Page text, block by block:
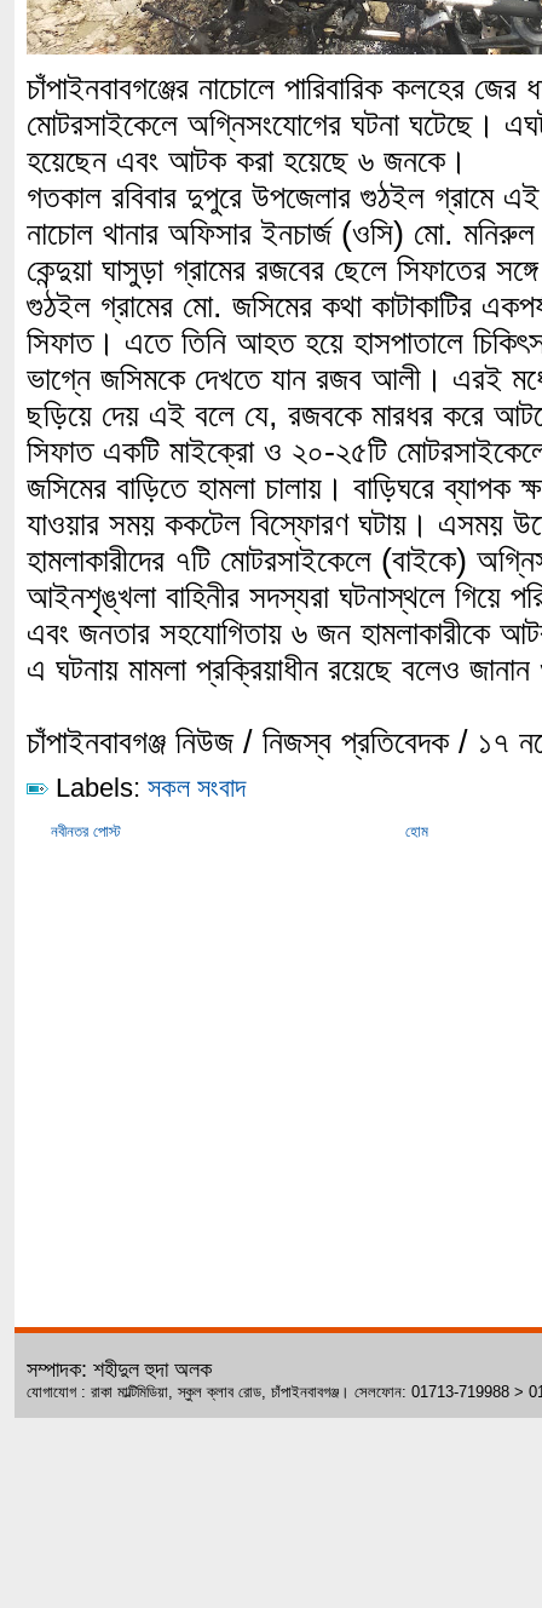
চাঁপাইনবাবগঞ্জের নাচোলে পারিবারিক কলহের
মোটরসাইকেলে অগ্নিসংযোগের ঘটনা ঘটেছে।
হয়েছেন এবং আটক করা হয়েছে ৬ জনকে।
গতকাল রবিবার দুপুরে উপজেলার গুঠইল গ্রামে
নাচোল থানার অফিসার ইনচার্জ (ওসি) মো.
কেন্দুয়া ঘাসুড়া গ্রামের রজবের ছেলে সিফাতের
গুঠইল গ্রামের মো. জসিমের কথা কাটাকাটির
সিফাত। এতে তিনি আহত হয়ে হাসপাতালে
ভাগ্নে জসিমকে দেখতে যান রজব আলী। এরই
ছড়িয়ে দেয় এই বলে যে, রজবকে মারধর করে
সিফাত একটি মাইক্রো ও ২০-২৫টি মোটরসাইকেলে
জসিমের বাড়িতে হামলা চালায়। বাড়িঘরে ব্যাপক
যাওয়ার সময় ককটেল বিস্ফোরণ ঘটায়। এসময়
হামলাকারীদের ৭টি মোটরসাইকেলে (বাইকে)
আইনশৃঙ্খলা বাহিনীর সদস্যরা ঘটনাস্থলে গিয়ে
এবং জনতার সহযোগিতায় ৬ জন হামলাকারীকে
এ ঘটনায় মামলা প্রক্রিয়াধীন রয়েছে বলেও
চাঁপাইনবাবগঞ্জ নিউজ / নিজস্ব প্রতিবেদক / ১৭
Labels: সকল সংবাদ
নবীনতর পোস্ট হোম
সম্পাদক: শহীদুল হুদা অলক
যোগাযোগ : রাকা মাল্টিমিডিয়া, স্কুল ক্লাব রোড, চাঁপাইনবাবগঞ্জ। সেলফোন: 01713-